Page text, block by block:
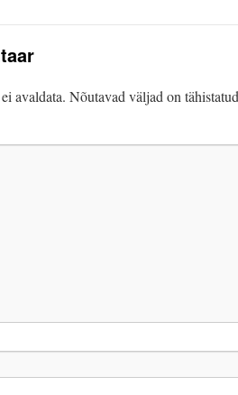
avaldata. Nõutavad väljad on tähistatud